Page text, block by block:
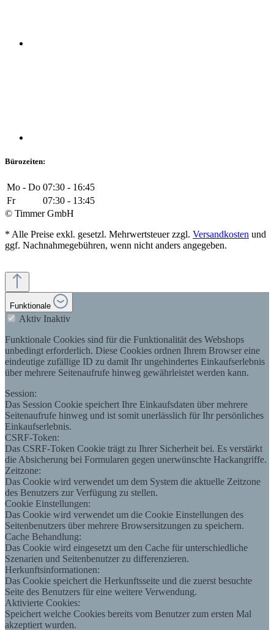
Bürozeiten:
Mo - Do 07:30 - 16:45
Fr
07:30 - 13:45
© Timmer GmbH
* Alle Preise exkl. gesetzl. Mehrwertsteuer zzgl. Versandkosten und
ggf. Nachnahmegebühren, wenn nicht anders angegeben.
Funktionale
Aktiv Inaktiv
Funktionale Cookies sind für die Funktionalität des Webshops
unbedingt erforderlich. Diese Cookies ordnen Ihrem Browser eine
eindeutige zufällige ID zu damit Ihr ungehindertes Einkaufserlebnis
über mehrere Seitenaufrufe hinweg gewährleistet werden kann.
Session:
Das Session Cookie speichert Ihre Einkaufsdaten über mehrere
Seitenaufrufe hinweg und ist somit unerlässlich für Ihr persönliches
Einkaufserlebnis.
CSRF-Token:
Das CSRF-Token Cookie trägt zu Ihrer Sicherheit bei. Es verstärkt
die Absicherung bei Formularen gegen unerwünschte Hackangriffe.
Zeitzone:
Das Cookie wird verwendet um dem System die aktuelle Zeitzone
des Benutzers zur Verfügung zu stellen.
Cookie Einstellungen:
Das Cookie wird verwendet um die Cookie Einstellungen des
Seitenbenutzers über mehrere Browsersitzungen zu speichern.
Cache Behandlung:
Das Cookie wird eingesetzt um den Cache für unterschiedliche
Szenarien und Seitenbenutzer zu differenzieren.
Herkunftsinformationen:
Das Cookie speichert die Herkunftsseite und die zuerst besuchte
Seite des Benutzers für eine weitere Verwendung.
Aktivierte Cookies:
Speichert welche Cookies bereits vom Benutzer zum ersten Mal
akzeptiert wurden.